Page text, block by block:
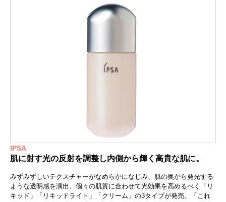
IPSA
肌に射す光の反射を調整し内側から輝く高貴な肌に。
みずみずしいテクスチャーがなめらかになじみ、肌の奥から発光する
ような透明感を演出。個々の肌質に合わせて光効果を高めるべく「リ
キッド」「リキッドライト」「クリーム」の3タイプが発売。「これ